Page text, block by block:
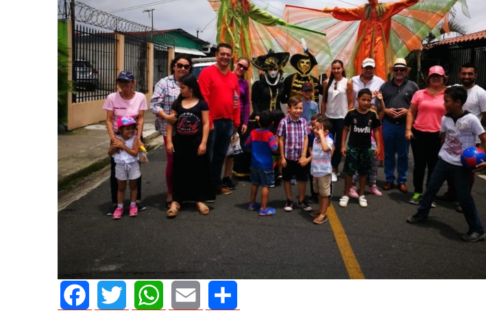
AGOSTO 05, 2026
Consejo Universitario llama a
defender la democracia
JULIO 24, 2026
de
cuando